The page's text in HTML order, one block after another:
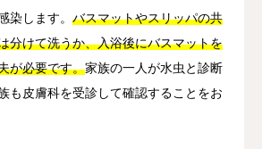
染します。 バスマットやスリッパの共
分けて洗うか、入浴後にバスマットを
が必要です。家族の一人が水虫と診断
も皮膚科を受診して確認することをお